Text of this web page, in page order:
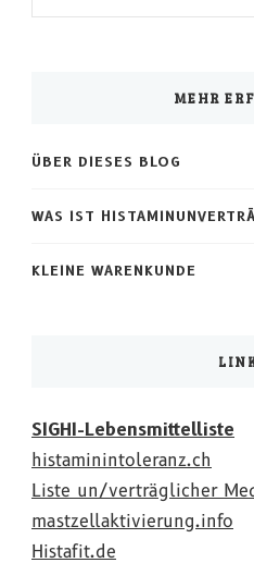
MEHR
ÜBER DIESES BLOG
WAS IST
KLEINE WARENKUNDE
SIGHI-Lebensmittelliste
histaminintoleranz.ch
Liste un/verträglicher
mastzellaktivierung.info
Histafit.de